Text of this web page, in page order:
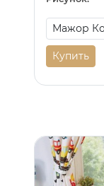
Купить